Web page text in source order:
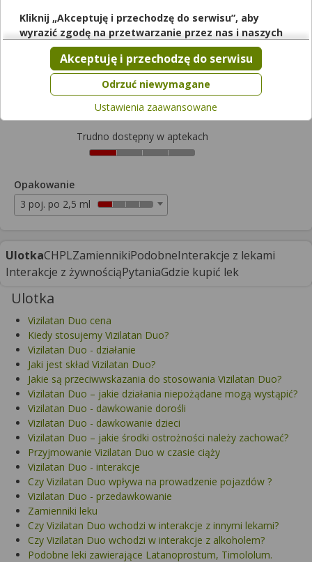
od 0,00 zł do 83,39 zł
Wybierz odpłatność
83,39zł
Trudno dostępny w aptekach
Opakowanie
3 poj. po 2,5 ml
UlotkaCHPLZamiennikiPodobneInterakcje z lekami
Interakcje z żywnościąPytaniaGdzie kupić lek
Ulotka
Vizilatan Duo cena
Kiedy stosujemy Vizilatan Duo?
Vizilatan Duo - działanie
Jaki jest skład Vizilatan Duo?
Jakie są przeciwwskazania do stosowania Vizilatan Duo?
Vizilatan Duo – jakie działania niepożądane mogą wystąpić?
Vizilatan Duo - dawkowanie dorośli
Vizilatan Duo - dawkowanie dzieci
Vizilatan Duo – jakie środki ostrożności należy zachować?
Przyjmowanie Vizilatan Duo w czasie ciąży
Vizilatan Duo - interakcje
Czy Vizilatan Duo wpływa na prowadzenie pojazdów ?
Vizilatan Duo - przedawkowanie
Zamienniki leku
Czy Vizilatan Duo wchodzi w interakcje z innymi lekami?
Czy Vizilatan Duo wchodzi w interakcje z alkoholem?
Podobne leki zawierające Latanoprostum, Timololum.
Kliknij „Akceptuję i przechodzę do serwisu”, aby
wyrazić zgodę na przetwarzanie przez nas i naszych
partnerów Twoich danych w powyższych celach.
Pamiętaj, że wyrażenie zgody jest dobrowolne, a wyrażoną
zgodę możesz w każdej chwili cofnąć, możesz też wycofać
zgodę na przetwarzanie Twoich danych tylko w niektórych
celach. Jeżeli chcesz dowiedzieć się więcej lub chcesz
dokonać za pomocą „Ustawień zaawansowanych”.
Serwisu.
Odrzuć niewymagane
Akceptuję i przechodzę do serwisu
Ustawienia zaawansowane